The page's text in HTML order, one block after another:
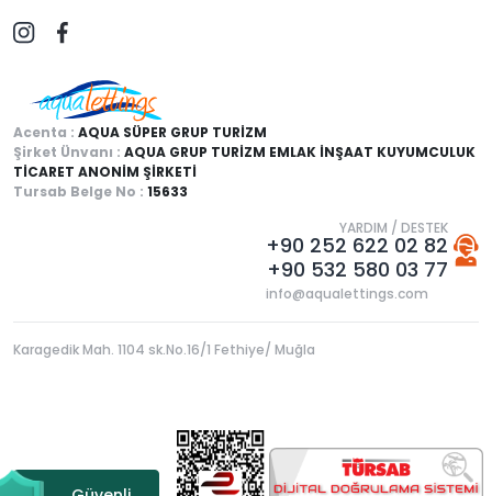
Acenta : AQUA SÜPER GRUP TURİZM
Şirket Ünvanı : AQUA GRUP TURİZM EMLAK İNŞAAT KUYUMCULUK
TİCARET ANONİM ŞİRKETİ
Tursab Belge No : 15633
YARDIM / DESTEK
+90 252 622 02 82
+90 532 580 03 77
info@aqualettings.com
Karagedik Mah. 1104 sk.No.16/1 Fethiye/ Muğla